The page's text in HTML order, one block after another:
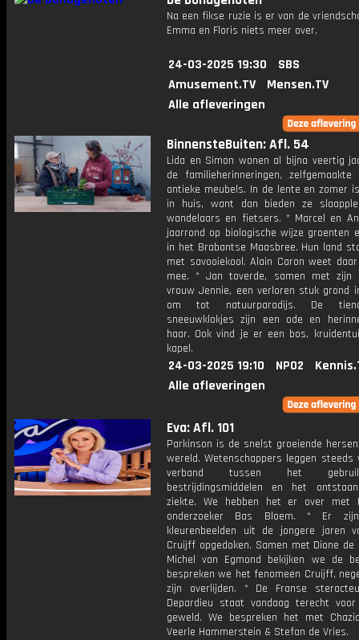
Na een fikse ruzie is er van de
Emma en Floris niets meer over.
24-03-2025 19:30
SBS
Amusement.TV
Mensen.TV
Alle afleveringen
BinnensteBuiten: Afl. 54
Lida en Simon wonen al bijna veertig
de familieherinneringen,
antieke meubels. In de lente en zomer
in huis, want dan bieden ze
wandelaars en fietsers. * Marcel en
jaarrond op biologische wijze groenten
in het Brabantse Maasbree. Hun land
met savooiekool. Alain Caron weet
mee. * Jan toverde, samen met zijn
vrouw Jennie, een verloren stuk grond
om tot natuurparadijs. De
sneeuwklokjes zijn een ode en
haar. Ook vind je er een bos,
kapel.
24-03-2025 19:10 NPO2
Alle afleveringen
Eva: Afl. 101
Parkinson is de snelst groeiende
wereld. Wetenschappers leggen steeds
verband tussen het
bestrijdingsmiddelen en het
ziekte. We hebben het er over met
onderzoeker Bas Bloem. * Er
kleurenbeelden uit de jongere jaren
Cruijff opgedoken. Samen met Dione
Michel van Egmond bekijken we de
bespreken we het fenomeen Cruijff,
zijn overlijden. * De Franse
Depardieu staat vandaag terecht voor
geweld. We bespreken het met
Veerle Hammerstein & Stefan de Vries.